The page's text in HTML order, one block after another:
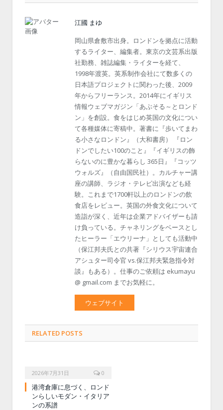
江國 まゆ
岡山県倉敷市出身。ロンドンを拠点に活動
するライター、編集者。東京の文芸系出版
社勤務、雑誌編集・ライターを経て、
1998年渡英。英系制作会社にて数多くの
日本語プロジェクトに関わった後、2009
年からフリーランス。2014年にイギリス
情報ウェブマガジン「あぶそる～とロンド
ン」を創設。食をはじめ英国の文化につい
て各種媒体に寄稿中。著書に『歩いてまわ
る小さなロンドン』（大和書房） 『ロン
ドンでしたい100のこと』『イギリスの飾
らないのに豊かな暮らし 365日』『コッツ
ウォルズ』（自由国民社）。カルチャー講
座の講師、ラジオ・テレビ出演なども経
験。これまで1700軒以上のロンドンの飲
食店をレビュー。英国の外食文化について
造詣が深く、近年は企業アドバイザーも請
け負っている。チャネリングをベースとし
たヒーラー「エウリーナ」としても活動中
（保江邦夫氏との共著『シリウス宇宙連合
アシュター司令官 vs.保江邦夫緊急指令対
談』もある）。仕事のご依頼は ekumayu
@ gmail.com までお気軽に。
ウェブサイト
RELATED POSTS
2026年7月31日 0
港湾倉庫に息づく、ロンド
ンらしいモダン・イタリア
ンの系譜